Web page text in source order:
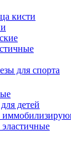
кисти
для спорта
детей